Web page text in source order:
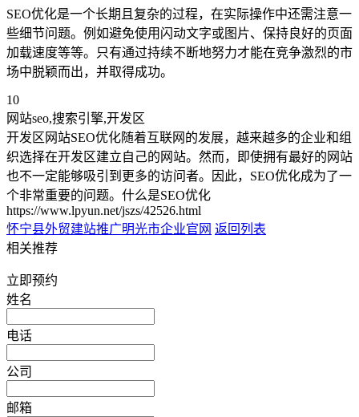
SEO优化是一个长期且复杂的过程，在实际操作中还需注意一
些细节问题。例如避免使用闪动文字或图片、保持良好的页面
加载速度等等。只有通过持续不断地努力才能在竞争激烈的市
场中脱颖而出，并取得成功。
10
网站seo,搜索引擎,开发区
开发区网站SEO优化随着互联网的发展，越来越多的企业和组
织选择在开发区建立自己的网站。然而，即使拥有最好的网站
也不一定能够吸引到更多的访问者。因此，SEO优化成为了一
个非常重要的问题。什么是SEO优化
https://www.lpyun.net/jszs/42526.html
怀宁县外贸建站推广明光市企业官网 返回列表
相关推荐
立即预约
姓名
电话
公司
邮箱